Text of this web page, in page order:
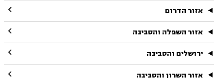
אזור הדרום 
אזור השפלה והסביבה 
ירושלים והסביבה 
אזור השרון והסביבה 